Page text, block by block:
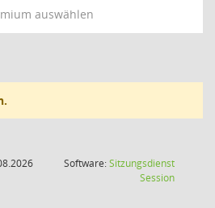
auswählen
Software:Sitzungsdienst
Session(Wird in